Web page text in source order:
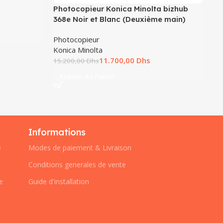
Photocopieur Konica Minolta bizhub
368e Noir et Blanc (Deuxième main)
Photocopieur
Konica Minolta
15.200,00Dhs11.700,00 Dhs
Informations
Modes de paiement & Livraison
Conditions generales de vente
Guide d'installation